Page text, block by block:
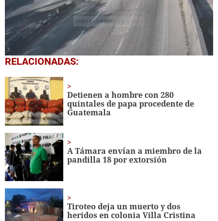
0
seconds
1
minute,
2
seconds
RELACIONADAS:
Detienen a hombre con 280
quintales de papa procedente de
Guatemala
A Támara envían a miembro de la
pandilla 18 por extorsión
Tiroteo deja un muerto y dos
heridos en colonia Villa Cristina